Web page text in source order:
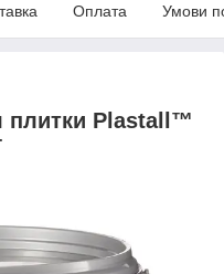
Оплата Умови
плитки Plastall™